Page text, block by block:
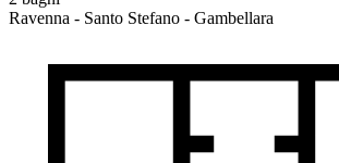
Ravenna - Santo Stefano - Gambellara